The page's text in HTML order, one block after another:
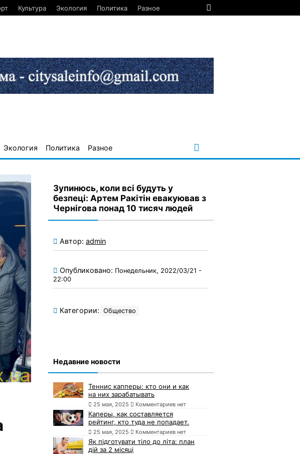
Культура Экология Политика Разное
Экология Политика Разное
Зупинюсь, коли всі будуть у
безпеці: Артем Ракітін евакуював з
Чернігова понад 10 тисяч людей
Автор: admin
Опубликовано: Понедельник, 2022/03/21 -
22:00
Категории: Общество
Недавние новости
Теннис капперы: кто они и как
на них зарабатывать
25 мая, 2025 Комментариев нет
Каперы, как составляется
рейтинг, кто туда не попадает.
25 мая, 2025 Комментариев нет
Як підготувати тіло до літа: план
дій за 2 місяці